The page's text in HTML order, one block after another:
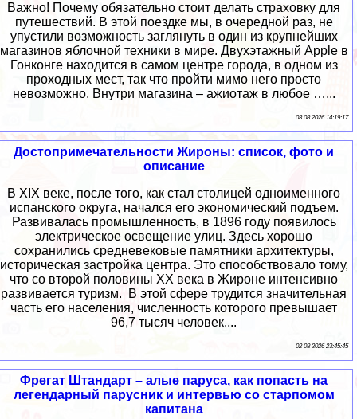
Важно! Почему обязательно стоит делать страховку для
путешествий. В этой поездке мы, в очередной раз, не
упустили возможность заглянуть в один из крупнейших
магазинов яблочной техники в мире. Двухэтажный Apple в
Гонконге находится в самом центре города, в одном из
проходных мест, так что пройти мимо него просто
невозможно. Внутри магазина – ажиотаж в любое …...
03 08 2026 14:19:17
Достопримечательности Жироны: список, фото и
описание
В XIX веке, после того, как стал столицей одноименного
испанского округа, начался его экономический подъем.
Развивалась промышленность, в 1896 году появилось
электрическое освещение улиц. Здесь хорошо
сохранились средневековые памятники архитектуры,
историческая застройка центра. Это способствовало тому,
что со второй половины XX века в Жироне интенсивно
развивается туризм. В этой сфере трудится значительная
часть его населения, численность которого превышает
96,7 тысяч человек....
02 08 2026 23:45:45
Фрегат Штандарт – алые паруса, как попасть на
легендарный парусник и интервью со старпомом
капитана